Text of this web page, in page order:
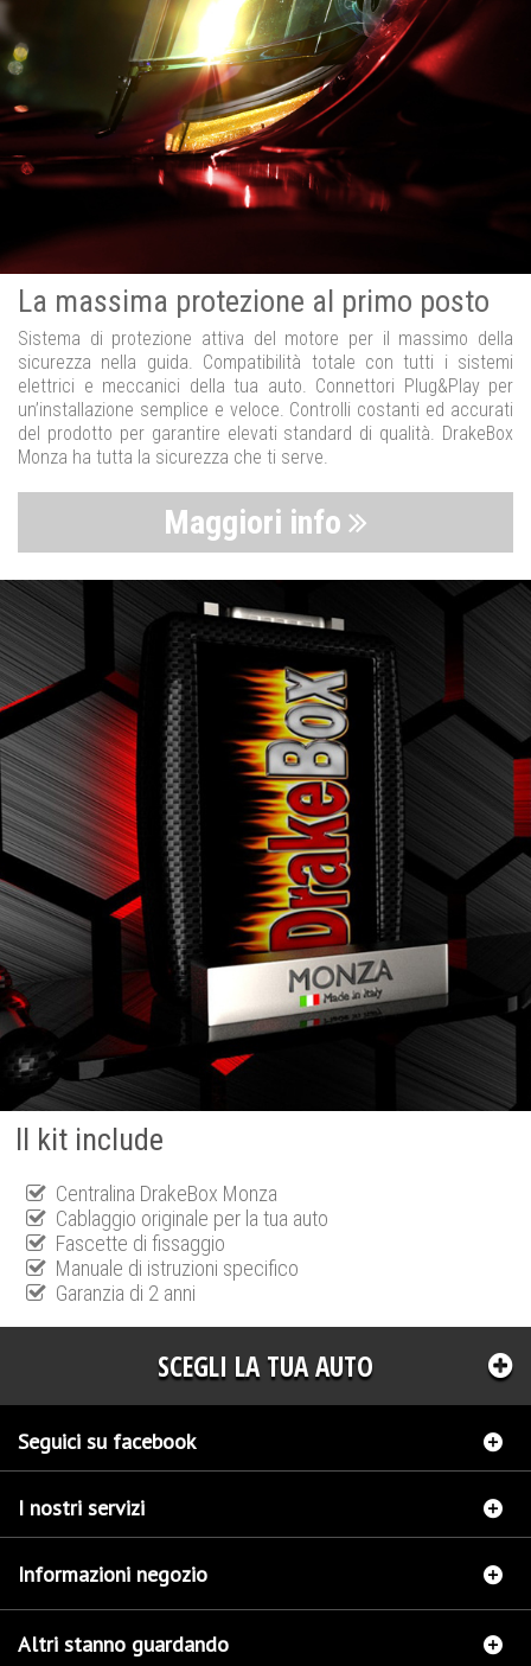
La massima protezione al primo posto
Sistema di protezione attiva del motore per il massimo della
sicurezza nella guida. Compatibilità totale con tutti i sistemi
elettrici e meccanici della tua auto. Connettori Plug&Play per
un’installazione semplice e veloce. Controlli costanti ed accurati
del prodotto per garantire elevati standard di qualità. DrakeBox
Monza ha tutta la sicurezza che ti serve.
Maggiori info
Il kit include
Centralina DrakeBox Monza
Cablaggio originale per la tua auto
Fascette di fissaggio
Manuale di istruzioni specifico
Garanzia di 2 anni
SCEGLI LA TUA AUTO
Seguici su facebook
I nostri servizi
Informazioni negozio
Altri stanno guardando